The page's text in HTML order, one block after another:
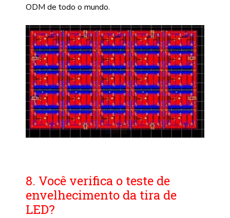
ODM de todo o mundo.
8. Você verifica o teste de
envelhecimento da tira de
LED?